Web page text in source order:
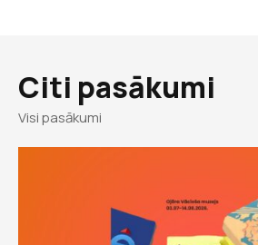
Citi pasākumi
Visi pasākumi